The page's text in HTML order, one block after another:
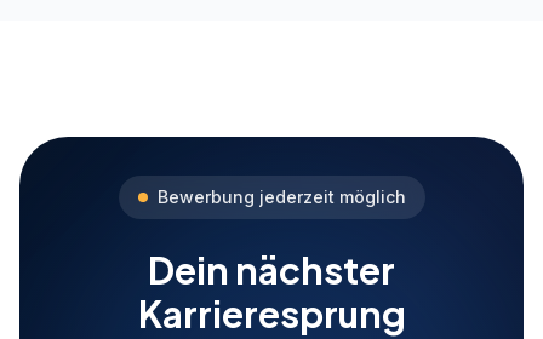
Bewerbung jederzeit möglich
Dein nächster
Karrieresprung